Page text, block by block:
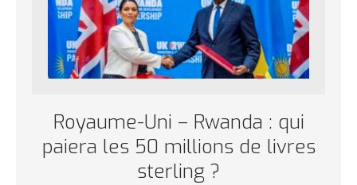
Royaume-Uni – Rwanda : qui
paiera les 50 millions de livres
sterling ?